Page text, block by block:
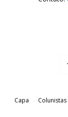
Capa Colunistas